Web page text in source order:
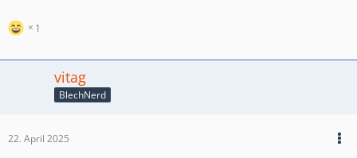
1
vitag
BlechNerd
22. April 2025